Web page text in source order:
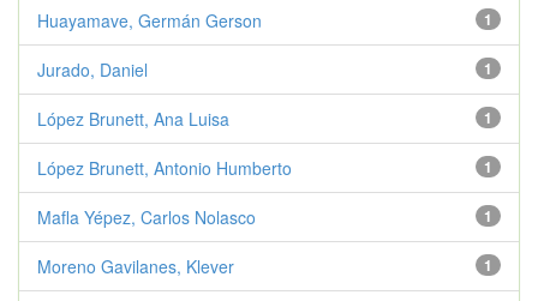
1
Huayamave, Germán Gerson
1
Jurado, Daniel
1
López Brunett, Ana Luisa
1
López Brunett, Antonio Humberto
1
Mafla Yépez, Carlos Nolasco
1
Moreno Gavilanes, Klever